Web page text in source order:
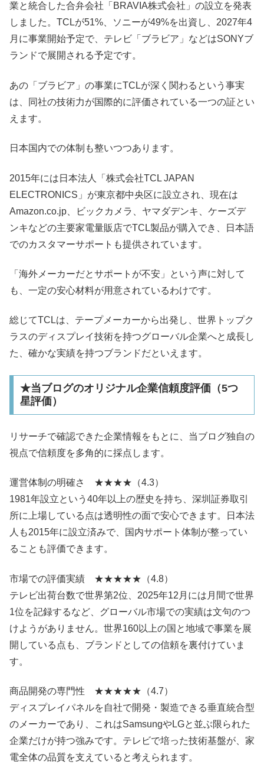
業と統合した合弁会社「BRAVIA株式会社」の設立を発表
しました。TCLが51%、ソニーが49%を出資し、2027年4
月に事業開始予定で、テレビ「ブラビア」などはSONYブ
ランドで展開される予定です。
あの「ブラビア」の事業にTCLが深く関わるという事実
は、同社の技術力が国際的に評価されている一つの証とい
えます。
日本国内での体制も整いつつあります。
2015年には日本法人「株式会社TCL JAPAN
ELECTRONICS」が東京都中央区に設立され、現在は
Amazon.co.jp、ビックカメラ、ヤマダデンキ、ケーズデ
ンキなどの主要家電量販店でTCL製品が購入でき、日本語
でのカスタマーサポートも提供されています。
「海外メーカーだとサポートが不安」という声に対して
も、一定の安心材料が用意されているわけです。
総じてTCLは、テープメーカーから出発し、世界トップク
ラスのディスプレイ技術を持つグローバル企業へと成長し
た、確かな実績を持つブランドだといえます。
★当ブログのオリジナル企業信頼度評価（5つ
星評価）
リサーチで確認できた企業情報をもとに、当ブログ独自の
視点で信頼度を多角的に採点します。
運営体制の明確さ ★★★★（4.3）
1981年設立という40年以上の歴史を持ち、深圳証券取引
所に上場している点は透明性の面で安心できます。日本法
人も2015年に設立済みで、国内サポート体制が整ってい
ることも評価できます。
市場での評価実績 ★★★★★（4.8）
テレビ出荷台数で世界第2位、2025年12月には月間で世界
1位を記録するなど、グローバル市場での実績は文句のつ
けようがありません。世界160以上の国と地域で事業を展
開している点も、ブランドとしての信頼を裏付けていま
す。
商品開発の専門性 ★★★★★（4.7）
ディスプレイパネルを自社で開発・製造できる垂直統合型
のメーカーであり、これはSamsungやLGと並ぶ限られた
企業だけが持つ強みです。テレビで培った技術基盤が、家
電全体の品質を支えていると考えられます。